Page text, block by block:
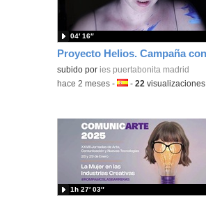
Contenido educativo.
subido pories puertabonita madrid
04′ 16″
-hace 2 meses -Idioma:
-22 visualizaciones
1h 27′ 03″